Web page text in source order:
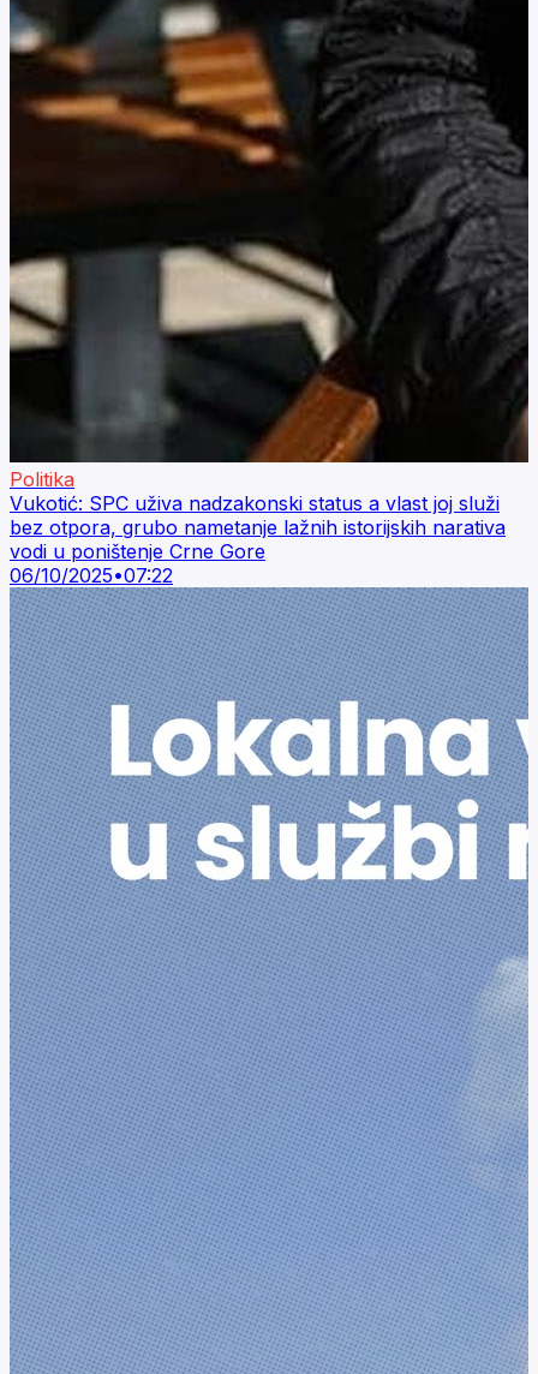
Politika
Vukotić: SPC uživa nadzakonski status a vlast joj služi
bez otpora, grubo nametanje lažnih istorijskih narativa
vodi u poništenje Crne Gore
06/10/2025•07:22